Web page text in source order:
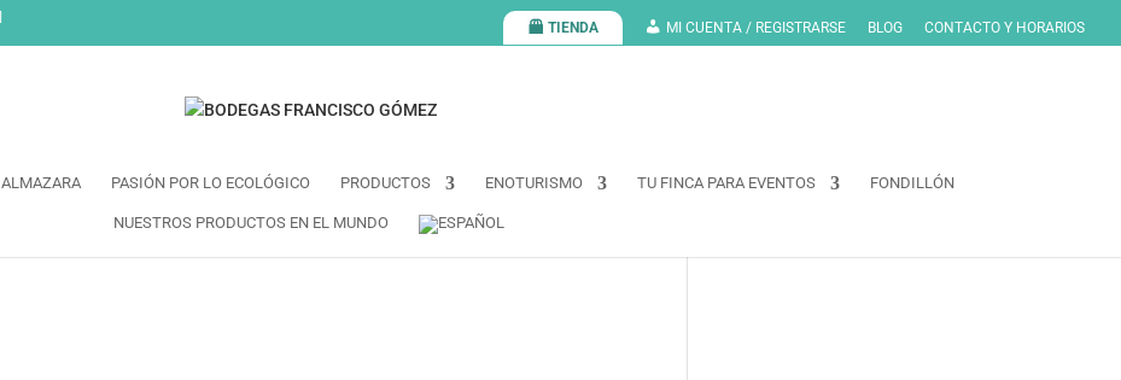
TIENDA MI CUENTA / REGISTRARSE BLOG CONTACTO Y HORARIOS
ALMAZARA PASIÓN POR LO ECOLÓGICO PRODUCTOS ENOTURISMO TU FINCA PARA EVENTOS FONDILLÓN
NUESTROS PRODUCTOS EN EL MUNDO